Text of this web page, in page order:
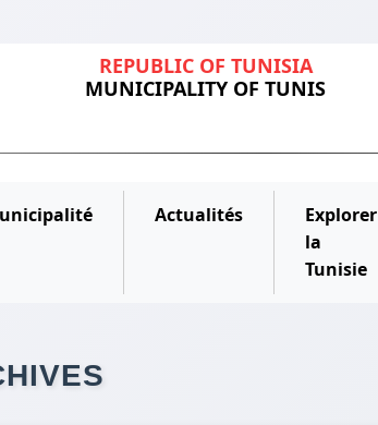
REPUBLIC OF TUNISIA
MUNICIPALITY OF TUNIS
Actualités
Explorer
la
Tunisie